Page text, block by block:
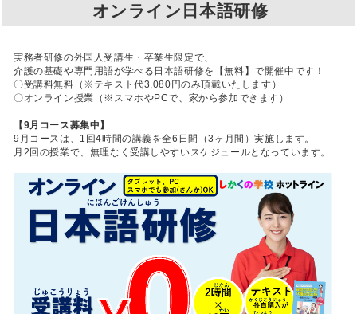
オンライン日本語研修
実務者研修の外国人受講生・卒業生限定で、
介護の基礎や専門用語が学べる日本語研修を【無料】で開催中です！
〇受講料無料（※テキスト代3,080円のみ頂戴いたします）
〇オンライン授業（※スマホやPCで、家から参加できます）
【9月コース募集中】
9月コースは、1回4時間の講義を全6日間（3ヶ月間）実施します。
月2回の授業で、無理なく受講しやすいスケジュールとなっています。